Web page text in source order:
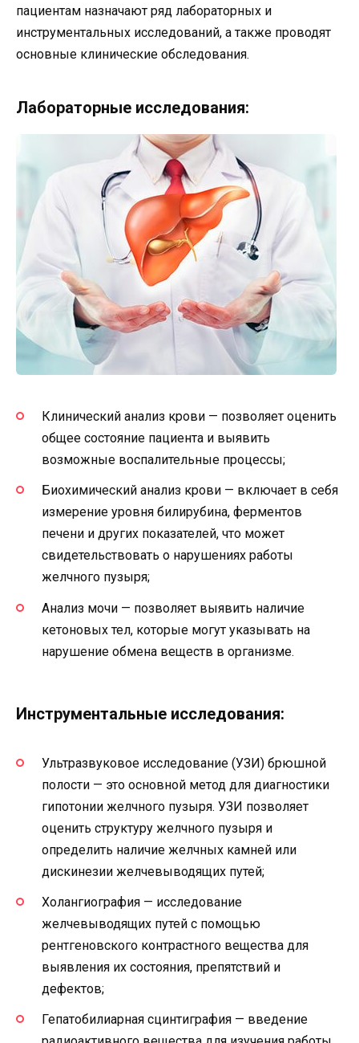
пациентам назначают ряд лабораторных и
инструментальных исследований, а также проводят
основные клинические обследования.
Лабораторные исследования:
Клинический анализ крови — позволяет оценить
общее состояние пациента и выявить
возможные воспалительные процессы;
Биохимический анализ крови — включает в себя
измерение уровня билирубина, ферментов
печени и других показателей, что может
свидетельствовать о нарушениях работы
желчного пузыря;
Анализ мочи — позволяет выявить наличие
кетоновых тел, которые могут указывать на
нарушение обмена веществ в организме.
Инструментальные исследования:
Ультразвуковое исследование (УЗИ) брюшной
полости — это основной метод для диагностики
гипотонии желчного пузыря. УЗИ позволяет
оценить структуру желчного пузыря и
определить наличие желчных камней или
дискинезии желчевыводящих путей;
Холангиография — исследование
желчевыводящих путей с помощью
рентгеновского контрастного вещества для
выявления их состояния, препятствий и
дефектов;
Гепатобилиарная сцинтиграфия — введение